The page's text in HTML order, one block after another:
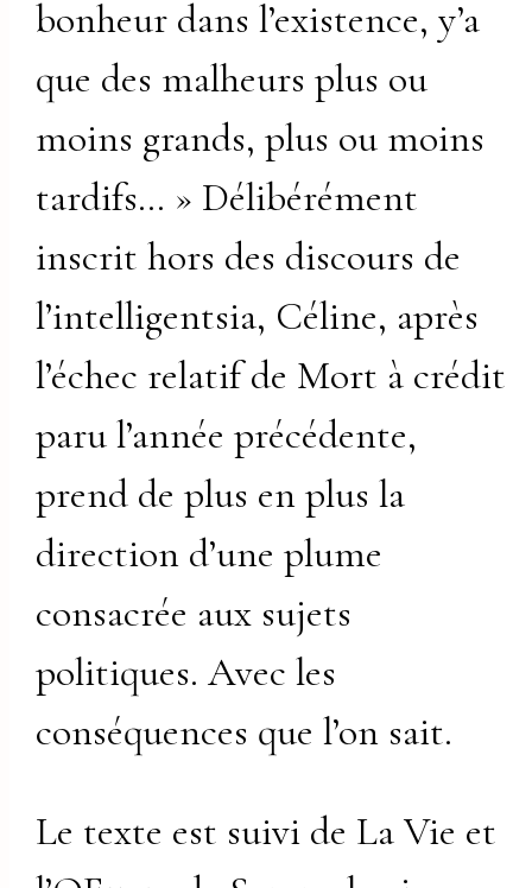
bonheur dans l’existence, y’a
que des malheurs plus ou
moins grands, plus ou moins
tardifs… » Délibérément
inscrit hors des discours de
l’intelligentsia, Céline, après
l’échec relatif de Mort à crédit
paru l’année précédente,
prend de plus en plus la
direction d’une plume
consacrée aux sujets
politiques. Avec les
conséquences que l’on sait.
Le texte est suivi de La Vie et